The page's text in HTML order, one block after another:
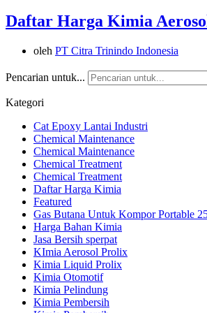
Daftar Harga Kimia
oleh PT Citra Trinindo Indonesia
Pencarian untuk...
Kategori
Cat Epoxy Lantai Industri
Chemical Maintenance
Chemical Maintenance
Chemical Treatment
Chemical Treatment
Daftar Harga Kimia
Featured
Gas Butana Untuk Kompor Portable
Harga Bahan Kimia
Jasa Bersih sperpat
KImia Aerosol Prolix
Kimia Liquid Prolix
Kimia Otomotif
Kimia Pelindung
Kimia Pembersih